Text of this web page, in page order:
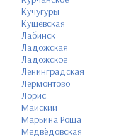
Кучугуры
Кущёвская
Лабинск
Ладожская
Ладожское
Ленинградская
Лермонтово
Лорис
Майский
Марьина Роща
Медвёдовская